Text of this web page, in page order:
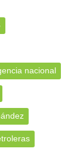
nacional